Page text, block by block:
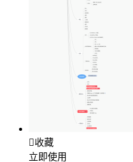
收藏
立即使用